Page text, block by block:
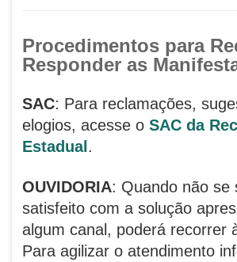
Procedimentos para
Responder as
SAC: Para reclamações,
elogios, acesse o SAC da
Estadual.
OUVIDORIA: Quando não se
satisfeito com a solução
algum canal, poderá recorrer
Para agilizar o atendimento